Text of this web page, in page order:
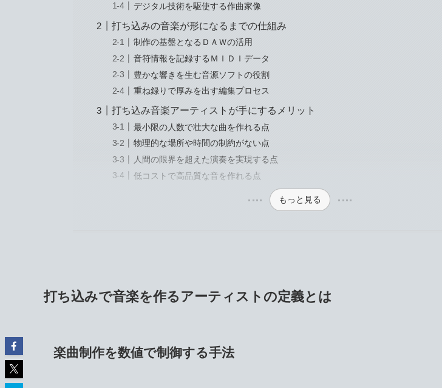
デジタル技術を駆使する作曲家像
打ち込みの音楽が形になるまでの仕組み
制作の基盤となるＤＡＷの活用
音符情報を記録するＭＩＤＩデータ
豊かな響きを生む音源ソフトの役割
重ね録りで厚みを出す編集プロセス
打ち込み音楽アーティストが手にするメリット
最小限の人数で壮大な曲を作れる点
物理的な場所や時間の制約がない点
人間の限界を超えた演奏を実現する点
低コストで高品質な音を作れる点
もっと見る
打ち込みで音楽を作るアーティストの定義とは
楽曲制作を数値で制御する手法